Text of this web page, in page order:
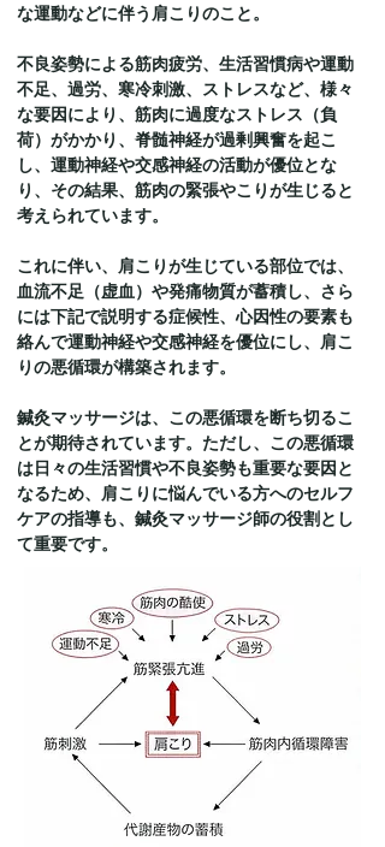
な運動などに伴う肩こりのこと。
不良姿勢による筋肉疲労、生活習慣病や運動
不足、過労、寒冷刺激、ストレスなど、様々
な要因により、筋肉に過度なストレス（負
荷）がかかり、脊髄神経が過剰興奮を起こ
し、運動神経や交感神経の活動が優位とな
り、その結果、筋肉の緊張やこりが生じると
考えられています。
これに伴い、肩こりが生じている部位では、
血流不足（虚血）や発痛物質が蓄積し、さら
には下記で説明する症候性、心因性の要素も
絡んで運動神経や交感神経を優位にし、肩こ
りの悪循環が構築されます。
鍼灸マッサージは、この悪循環を断ち切るこ
とが期待されています。ただし、この悪循環
は日々の生活習慣や不良姿勢も重要な要因と
なるため、肩こりに悩んでいる方へのセルフ
ケアの指導も、鍼灸マッサージ師の役割とし
て重要です。